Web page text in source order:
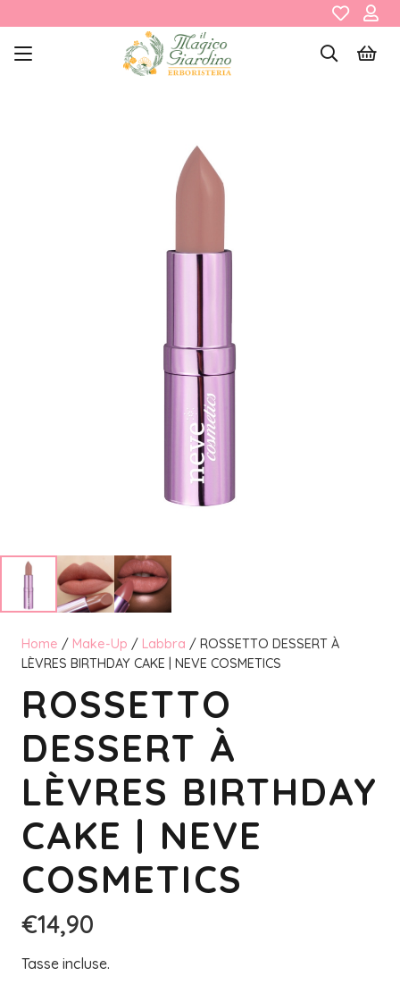
Home / Make-Up / Labbra / ROSSETTO DESSERT À
LÈVRES BIRTHDAY CAKE | NEVE COSMETICS
ROSSETTO
DESSERT À
LÈVRES BIRTHDAY
CAKE | NEVE
COSMETICS
€14,90
Tasse incluse.